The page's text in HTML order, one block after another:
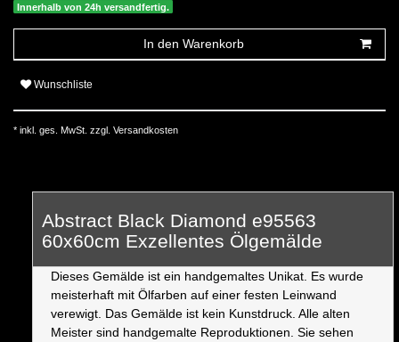
Innerhalb von 24h versandfertig.
In den Warenkorb
Wunschliste
* inkl. ges. MwSt. zzgl. Versandkosten
Abstract Black Diamond e95563
60x60cm Exzellentes Ölgemälde
Dieses Gemälde ist ein handgemaltes Unikat. Es wurde
meisterhaft mit Ölfarben auf einer festen Leinwand
verewigt. Das Gemälde ist kein Kunstdruck. Alle alten
Meister sind handgemalte Reproduktionen. Sie sehen